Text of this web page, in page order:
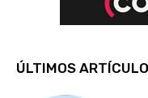
ÚLTIMOS